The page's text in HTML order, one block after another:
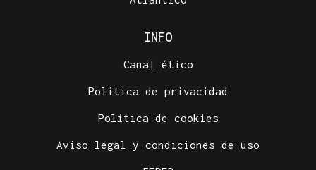
INFO
Canal ético
Política de privacidad
Política de cookies
Aviso legal y condiciones de uso